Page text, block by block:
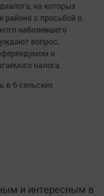
на которых
района с просьбой о
наболевшего
вопрос,
и
налога.
в 6 сельских
и интересным в